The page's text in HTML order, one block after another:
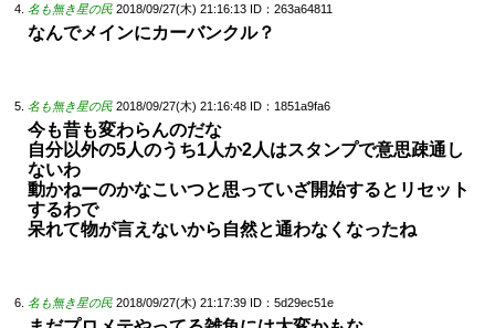
名も無き星の民 2018/09/27(木) 21:16:13 ID：263a64811
なんでメインにカーバンクル？
名も無き星の民 2018/09/27(木) 21:16:48 ID：1851a9fa6
今も昔も変わらんのだな
自分以外の5人のうち1人か2人はスタンプで意思疎通し
ないわ
動かねーのかなこいつと思っていざ開始するとリセット
するわで
呆れて物が言えないから自然と通わなくなったね
名も無き星の民 2018/09/27(木) 21:17:39 ID：5d29ec51e